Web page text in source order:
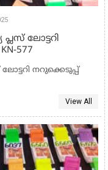
പ്ലസ് ലോട്ടറി
നറുക്കെടുപ്പ് ഫലം| KARUNYA PLUS KN-577
ലോട്ടറി നറുക്കെടുപ്പ്
View All